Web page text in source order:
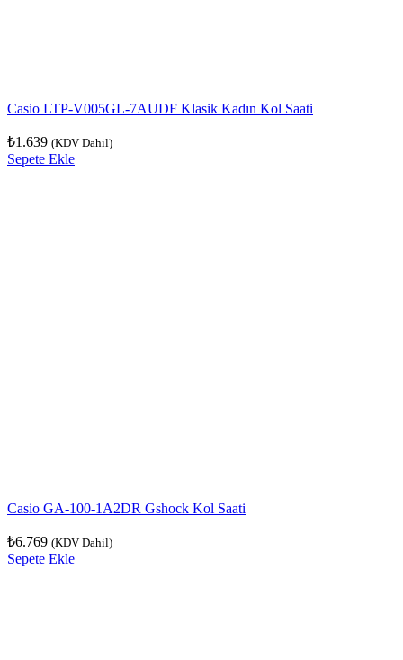
Casio LTP-V005GL-7AUDF Klasik Kadın Kol Saati
₺1.639 (KDV Dahil)
Sepete Ekle
Casio GA-100-1A2DR Gshock Kol Saati
₺6.769 (KDV Dahil)
Sepete Ekle